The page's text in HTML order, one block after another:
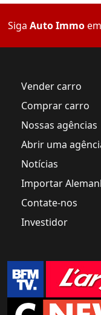
Siga Auto Immoem
Vender carro
Comprar carro
Nossas agências
Abrir uma
Notícias
Importar
Contate-nos
Investidor